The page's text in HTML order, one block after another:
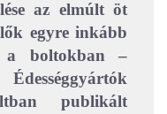
az elmúlt öt
egyre inkább
a boltokban –
publikált